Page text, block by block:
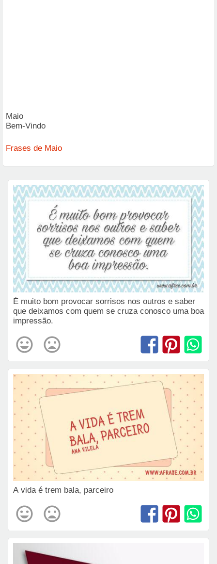
Maio
Bem-Vindo
Frases de Maio
É muito bom provocar sorrisos nos outros e saber
que deixamos com quem se cruza conosco uma boa
impressão.
A vida é trem bala, parceiro